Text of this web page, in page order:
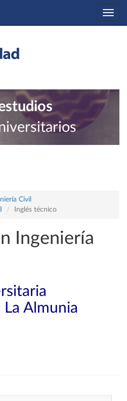
Civil
Inglés técnico
Ingeniería
La Almunia